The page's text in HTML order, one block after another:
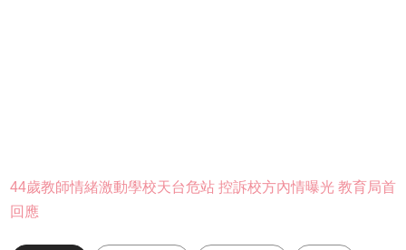
44歲教師情緒激動學校天台危站 控訴校方內情曝光 教育局首
回應